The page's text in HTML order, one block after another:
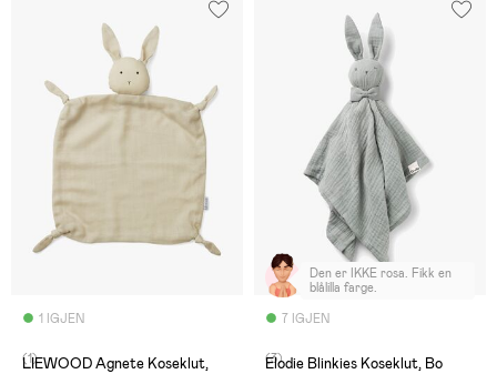
1 IGJEN
(1)
LIEWOOD Agnete Koseklut,
7 IGJEN
Den er IKKE rosa. Fikk en
blålilla farge.
(3)
Elodie Blinkies Koseklut, Bo